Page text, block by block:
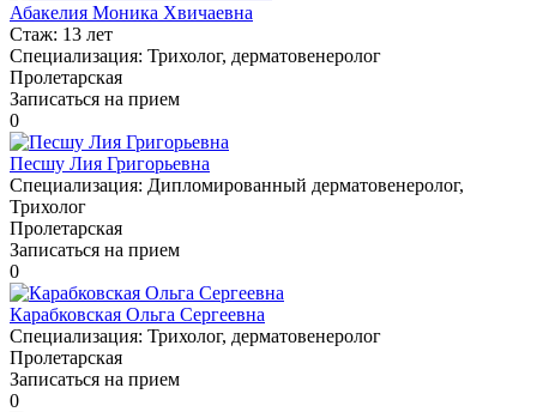
Абакелия Моника Хвичаевна
Стаж: 13 лет
Специализация: Трихолог, дерматовенеролог
Пролетарская
Записаться на прием
0
Песшу Лия Григорьевна
Специализация: Дипломированный дерматовенеролог,
Трихолог
Пролетарская
Записаться на прием
0
Карабковская Ольга Сергеевна
Специализация: Трихолог, дерматовенеролог
Пролетарская
Записаться на прием
0